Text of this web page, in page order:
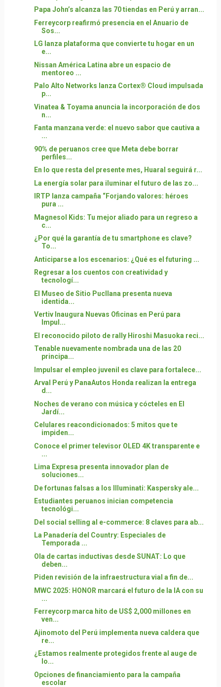
Papa John’s alcanza las 70 tiendas en Perú y arran...
Ferreycorp reafirmó presencia en el Anuario de
Sos...
LG lanza plataforma que convierte tu hogar en un
e...
Nissan América Latina abre un espacio de
mentoreo ...
Palo Alto Networks lanza Cortex® Cloud impulsada
p...
Vinatea & Toyama anuncia la incorporación de dos
n...
Fanta manzana verde: el nuevo sabor que cautiva a
...
90% de peruanos cree que Meta debe borrar
perfiles...
En lo que resta del presente mes, Huaral seguirá r...
La energía solar para iluminar el futuro de las zo...
IRTP lanza campaña “Forjando valores: héroes
pura ...
Magnesol Kids: Tu mejor aliado para un regreso a
c...
¿Por qué la garantía de tu smartphone es clave?
To...
Anticiparse a los escenarios: ¿Qué es el futuring ...
Regresar a los cuentos con creatividad y
tecnologí...
El Museo de Sitio Pucllana presenta nueva
identida...
Vertiv Inaugura Nuevas Oficinas en Perú para
Impul...
El reconocido piloto de rally Hiroshi Masuoka reci...
Tenable nuevamente nombrada una de las 20
principa...
Impulsar el empleo juvenil es clave para fortalece...
Arval Perú y PanaAutos Honda realizan la entrega
d...
Noches de verano con música y cócteles en El
Jardí...
Celulares reacondicionados: 5 mitos que te
impiden...
Conoce el primer televisor OLED 4K transparente e
...
Lima Expresa presenta innovador plan de
soluciones...
De fortunas falsas a los Illuminati: Kaspersky ale...
Estudiantes peruanos inician competencia
tecnológi...
Del social selling al e-commerce: 8 claves para ab...
La Panadería del Country: Especiales de
Temporada ...
Ola de cartas inductivas desde SUNAT: Lo que
deben...
Piden revisión de la infraestructura vial a fin de...
MWC 2025: HONOR marcará el futuro de la IA con su
...
Ferreycorp marca hito de US$ 2,000 millones en
ven...
Ajinomoto del Perú implementa nueva caldera que
re...
¿Estamos realmente protegidos frente al auge de
lo...
Opciones de financiamiento para la campaña
escolar